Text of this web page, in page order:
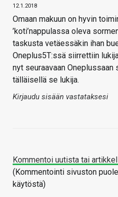
12.1.2018
Omaan makuun on hyvin
’koti’nappulassa oleva
taskusta vetäessäkin ihan
Oneplus5T:ssä siirrettiin
nyt seuraavaan
tälläisellä se lukija.
Kirjaudu sisään vastataksesi
Kommentoi uutista tai
(Kommentointi sivuston
käytöstä)